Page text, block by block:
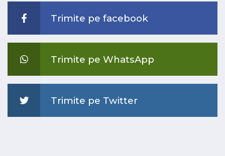
Trimite pe facebook
Trimite pe WhatsApp
Trimite pe Twitter